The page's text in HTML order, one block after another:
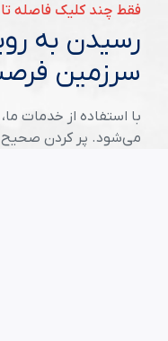
فقط چند کلیک فاصله تا
رسیدن به
سرزمین
با استفاده از خدمات
می‌شود. پر کردن صحیح